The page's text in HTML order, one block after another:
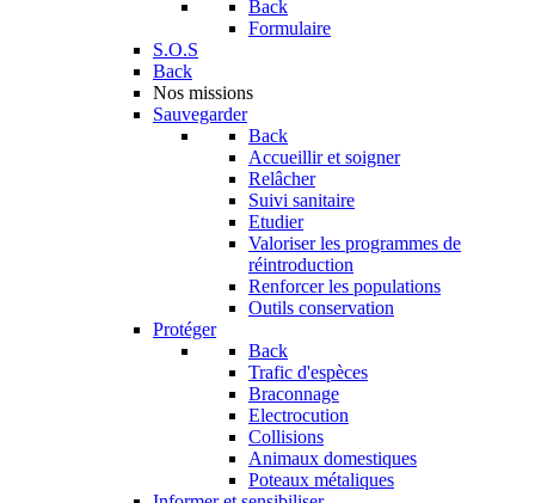
Back
Formulaire
S.O.S
Back
Nos missions
Sauvegarder
Back
Accueillir et soigner
Relâcher
Suivi sanitaire
Etudier
Valoriser les programmes de
réintroduction
Renforcer les populations
Outils conservation
Protéger
Back
Trafic d'espèces
Braconnage
Electrocution
Collisions
Animaux domestiques
Poteaux métaliques